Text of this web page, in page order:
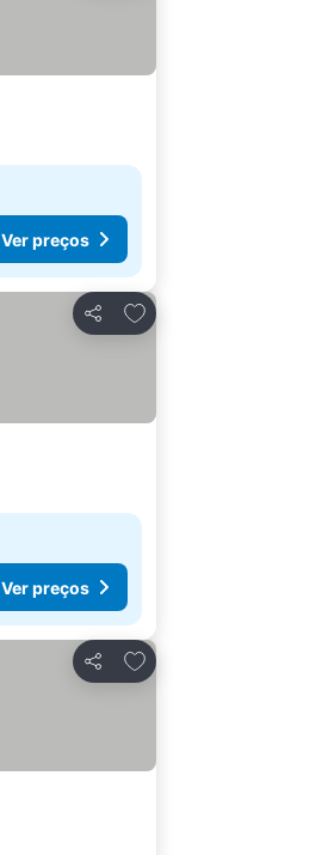
Ver preços
Partilhar
Adicionar aos favoritos
Ver preços
Partilhar
Adicionar aos favoritos